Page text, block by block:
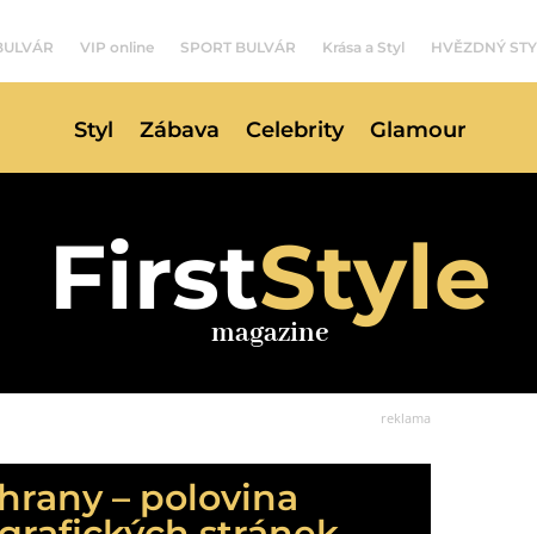
VIP online SPORT BULVÁR Krása a Styl HVĚZDNÝ
Styl Zábava Celebrity Glamour
FirstStyle
magazine
reklama
– polovina